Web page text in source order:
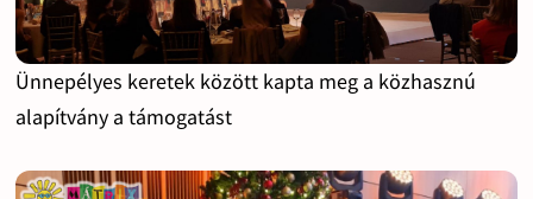
Ünnepélyes keretek között kapta meg a közhasznú
alapítvány a támogatást